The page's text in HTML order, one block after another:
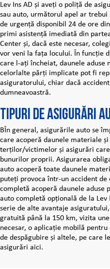
Lev Ins AD și aveți o poliță de
sau auto, următorul apel ar
de urgență disponibil 24 de ore
primi asistență imediată din
Center și, dacă este necesar,
vor veni la fața locului. În funcție
care l-ați încheiat, daunele aduse
celorlalte părți implicate pot fi
asiguratorului, chiar dacă
dumneavoastră.
Tipuri de asigurări
ВÎn general, asigurările auto se
care acoperă daunele materiale
terților/victimelor și asigurări care
bunurilor proprii. Asigurarea
auto acoperă toate daunele
puteți provoca într-un accident
completă acoperă daunele aduse
auto completă opțională de la Lev
serie de alte avantaje
gratuită până la 150 km, vizita
necesar, o aplicație mobilă
de despăgubire și altele, pe care
asigurări aici.